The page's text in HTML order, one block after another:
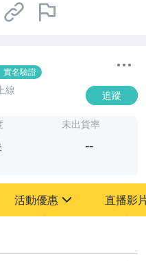
實名驗證
線 追蹤
-
未出貨率
--
活動優惠
享】
直播影